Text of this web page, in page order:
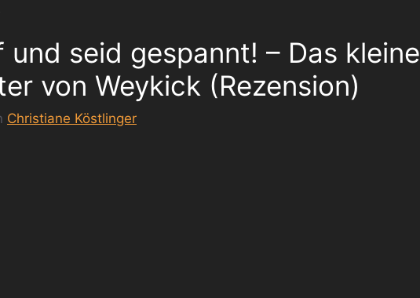
und seid gespannt! – Das kleine
von Weykick (Rezension)
Christiane Köstlinger